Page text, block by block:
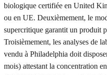
biologique certifiée en United
ou en UE. Deuxièmement, le
supercritique garantit un produit
Troisièmement, les analyses de
vendu à Philadelphia doit
mois) attestant la concentration